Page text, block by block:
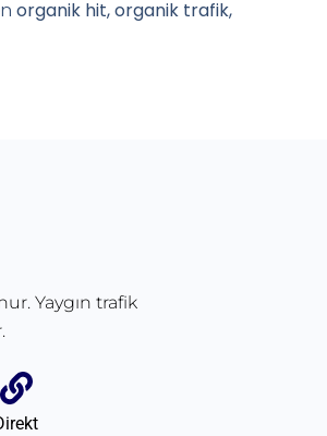
organik hit, organik trafik,
Yaygın trafik